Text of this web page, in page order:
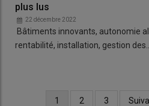
plus lus
22 décembre 2022
Bâtiments innovants, autonomie
rentabilité, installation, gestion des…
Page
1 Page
2 Page
3
Page